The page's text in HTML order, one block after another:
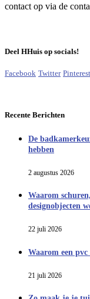
contact op via de
Deel HHuis op socials!
Facebook Twitter Pinterest
Recente Berichten
De
hebben
2 augustus 2026
Waarom
designobjecten
22 juli 2026
Waarom een pvc
21 juli 2026